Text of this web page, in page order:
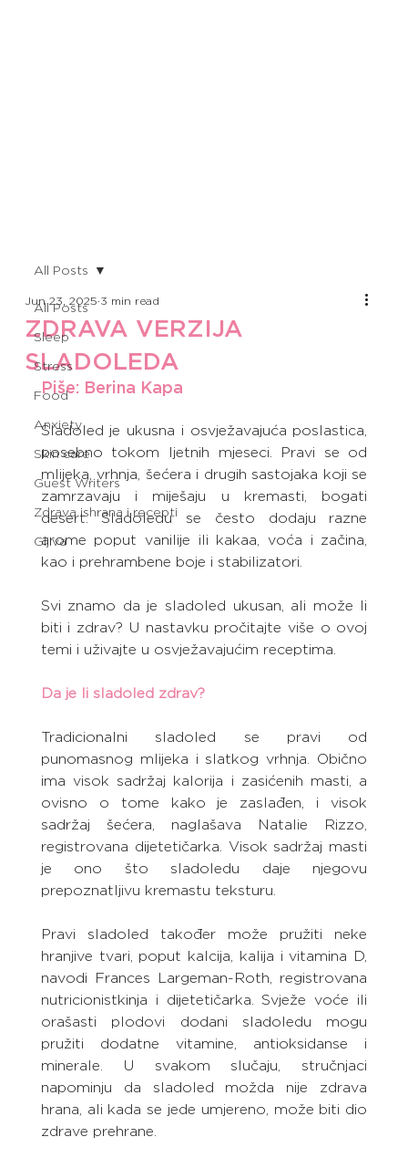
All Posts
Sleep
Stress
Food
Anxiety
Skin care
Guest Writers
Zdrava ishrana i recepti
Gljiva
All Posts
ZDRAVA VERZIJA
SLADOLEDA
Jun 23, 2025 3 min read
Piše: Berina Kapa
Sladoled je ukusna i osvježavajuća poslastica,
posebno tokom ljetnih mjeseci. Pravi se od
mlijeka, vrhnja, šećera i drugih sastojaka koji se
zamrzavaju i miješaju u kremasti, bogati
desert. Sladoledu se često dodaju razne
arome poput vanilije ili kakaa, voća i začina,
kao i prehrambene boje i stabilizatori.
Svi znamo da je sladoled ukusan, ali može li
biti i zdrav? U nastavku pročitajte više o ovoj
temi i uživajte u osvježavajućim receptima.
Da je li sladoled zdrav?
Tradicionalni sladoled se pravi od
punomasnog mlijeka i slatkog vrhnja. Obično
ima visok sadržaj kalorija i zasićenih masti, a
ovisno o tome kako je zaslađen, i visok
sadržaj šećera, naglašava Natalie Rizzo,
registrovana dijetetičarka. Visok sadržaj masti
je ono što sladoledu daje njegovu
prepoznatljivu kremastu teksturu.
Pravi sladoled također može pružiti neke
hranjive tvari, poput kalcija, kalija i vitamina D,
navodi Frances Largeman-Roth, registrovana
nutricionistkinja i dijetetičarka. Svježe voće ili
orašasti plodovi dodani sladoledu mogu
pružiti dodatne vitamine, antioksidanse i
minerale. U svakom slučaju, stručnjaci
napominju da sladoled možda nije zdrava
hrana, ali kada se jede umjereno, može biti dio
zdrave prehrane.